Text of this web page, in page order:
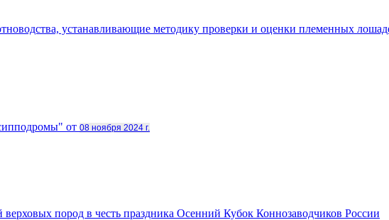
устанавливающие методику проверки и оценки племенных
от 08 ноября 2024 г.
пород в честь праздника Осенний Кубок Коннозаводчиков России